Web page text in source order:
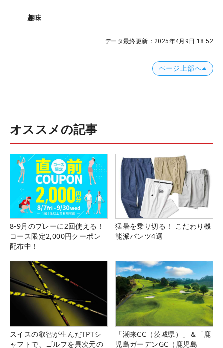
趣味
データ最終更新： 2025年4月9日 18:52
ページ上部へ
オススメの記事
8-9月のプレーに2回使える！
コース限定2,000円クーポン
配布中！
猛暑を乗り切る！ こだわり機
能派パンツ4選
スイスの叡智が生んだTPTシ
ャフトで、ゴルフを異次元の
「潮来CC（茨城県）」＆「鹿
児島ガーデンGC（鹿児島